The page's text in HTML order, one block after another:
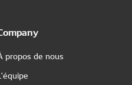
propos de nous